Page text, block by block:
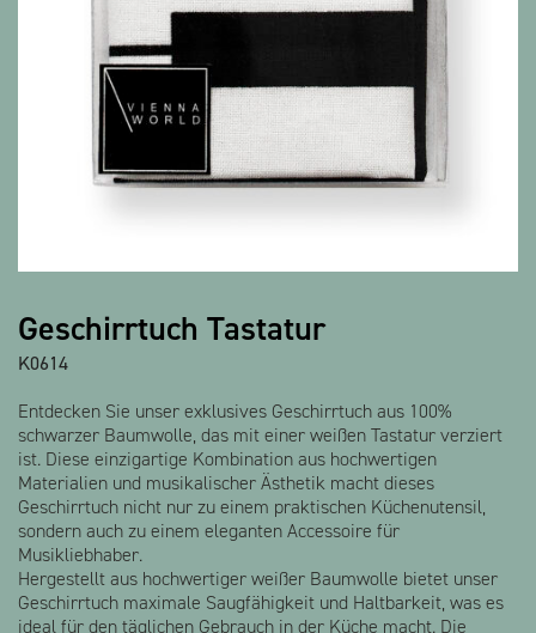
Geschirrtuch Tastatur
K0614
Entdecken Sie unser exklusives Geschirrtuch aus 100%
schwarzer Baumwolle, das mit einer weißen Tastatur verziert
ist. Diese einzigartige Kombination aus hochwertigen
Materialien und musikalischer Ästhetik macht dieses
Geschirrtuch nicht nur zu einem praktischen Küchenutensil,
sondern auch zu einem eleganten Accessoire für
Musikliebhaber.
Hergestellt aus hochwertiger weißer Baumwolle bietet unser
Geschirrtuch maximale Saugfähigkeit und Haltbarkeit, was es
ideal für den täglichen Gebrauch in der Küche macht. Die